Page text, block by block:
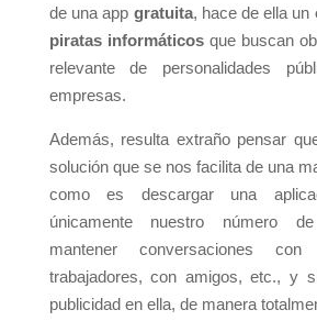
de una app gratuita, hace de ella un
piratas informáticosque buscan
relevante de personalidades
empresas.
Además, resulta extraño pensar
solución que se nos facilita de una
como es descargar una
únicamente nuestro número
mantener conversaciones
trabajadores, con amigos, etc., y
publicidad en ella, de manera